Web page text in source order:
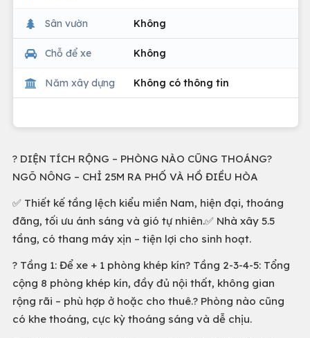
Sân vườn Không
Chỗ để xe Không
Năm xây dựng Không có thông tin
? DIỆN TÍCH RỘNG – PHÒNG NÀO CŨNG THOÁNG?
NGÕ NÔNG – CHỈ 25M RA PHỐ VÀ HỒ ĐIỀU HÒA
✅ Thiết kế tầng lệch kiểu miền Nam, hiện đại, thoáng
đãng, tối ưu ánh sáng và gió tự nhiên.✅ Nhà xây 5.5
tầng, có thang máy xịn – tiện lợi cho sinh hoạt.
? Tầng 1: Để xe + 1 phòng khép kín? Tầng 2-3-4-5: Tổng
cộng 8 phòng khép kín, đầy đủ nội thất, không gian
rộng rãi – phù hợp ở hoặc cho thuê.? Phòng nào cũng
có khe thoáng, cực kỳ thoáng sáng và dễ chịu.